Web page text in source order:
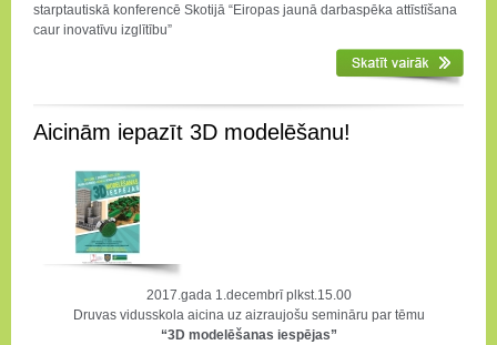
starptautiskā konferencē Skotijā “Eiropas jaunā darbaspēka attīstīšana
caur inovatīvu izglītību”
Aicinām iepazīt 3D modelēšanu!
2017.gada 1.decembrī plkst.15.00
Druvas vidusskola aicina uz aizraujošu semināru par tēmu
“3D modelēšanas iespējas”